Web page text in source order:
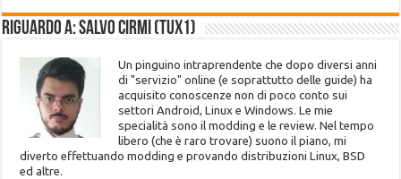
Riguardo a: Salvo Cirmi (Tux1)
Un pinguino intraprendente che dopo diversi anni
di "servizio" online (e soprattutto delle guide) ha
acquisito conoscenze non di poco conto sui
settori Android, Linux e Windows. Le mie
specialità sono il modding e le review. Nel tempo
libero (che è raro trovare) suono il piano, mi
diverto effettuando modding e provando distribuzioni Linux, BSD
ed altre.